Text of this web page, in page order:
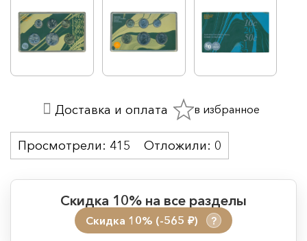
Скидка 10% на все разделы
Скидка 10% (-565 руб.) ?
Просмотрели: 415 Отложили: 0
Доставка и оплата в избранное